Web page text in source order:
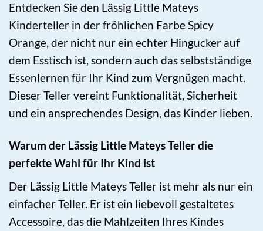
Entdecken Sie den Lässig Little Mateys
Kinderteller in der fröhlichen Farbe Spicy
Orange, der nicht nur ein echter Hingucker auf
dem Esstisch ist, sondern auch das selbstständige
Essenlernen für Ihr Kind zum Vergnügen macht.
Dieser Teller vereint Funktionalität, Sicherheit
und ein ansprechendes Design, das Kinder lieben.
Warum der Lässig Little Mateys Teller die
perfekte Wahl für Ihr Kind ist
Der Lässig Little Mateys Teller ist mehr als nur ein
einfacher Teller. Er ist ein liebevoll gestaltetes
Accessoire, das die Mahlzeiten Ihres Kindes